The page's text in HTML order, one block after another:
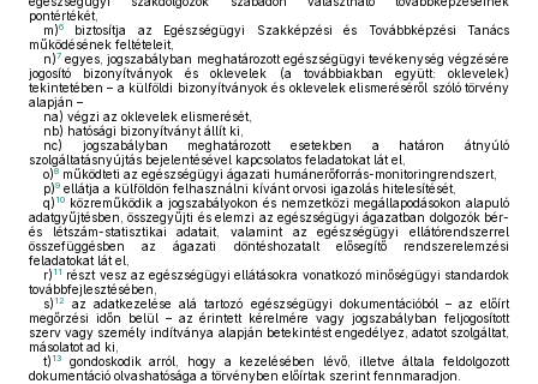
pontértékét,
m)6
biztosítja az Egészségügyi Szakképzési és Továbbképzési Tanács
működésének feltételeit,
n)7 egyes, jogszabályban meghatározott egészségügyi tevékenység végzésére
jogosító bizonyítványok és oklevelek (a továbbiakban együtt: oklevelek)
tekintetében – a külföldi bizonyítványok és oklevelek elismeréséről szóló törvény
alapján –
na) végzi az oklevelek elismerését,
nb) hatósági bizonyítványt állít ki,
nc) jogszabályban meghatározott esetekben a határon átnyúló
szolgáltatásnyújtás bejelentésével kapcsolatos feladatokat lát el,
o)8 működteti az egészségügyi ágazati humánerőforrás-monitoringrendszert,
p)9 ellátja a külföldön felhasználni kívánt orvosi igazolás hitelesítését,
q) 10 közreműködik a jogszabályokon és nemzetközi megállapodásokon alapuló
adatgyűjtésben, összegyűjti és elemzi az egészségügyi ágazatban dolgozók bér-
és létszám-statisztikai adatait, valamint az egészségügyi ellátórendszerrel
összefüggésben az ágazati döntéshozatalt elősegítő rendszerelemzési
feladatokat lát el,
r) 11 részt vesz az egészségügyi ellátásokra vonatkozó minőségügyi standardok
továbbfejlesztésében,
s) 12
az adatkezelése alá tartozó egészségügyi dokumentációból – az előírt
megőrzési időn belül – az érintett kérelmére vagy jogszabályban feljogosított
szerv vagy személy indítványa alapján betekintést engedélyez, adatot szolgáltat,
másolatot ad ki,
t) 13
gondoskodik arról, hogy a kezelésében lévő, illetve általa feldolgozott
dokumentáció olvashatósága a törvényben előírtak szerint fennmaradjon.